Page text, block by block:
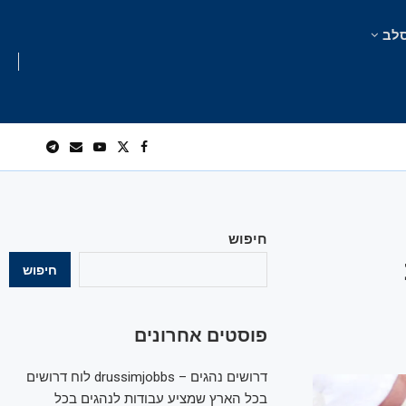
חיפוש
חיפוש
פוסטים אחרונים
דרושים נהגים – drussimjobbs לוח דרושים
בכל הארץ שמציע עבודות לנהגים בכל